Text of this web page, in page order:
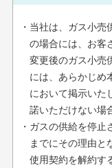
・当社は、ガス小売
の場合には、お客
変更後のガス小売
には、あらかじめ
において掲示いた
諾いただけない場
・ガスの供給を停
までにその理由と
使用契約を解約す